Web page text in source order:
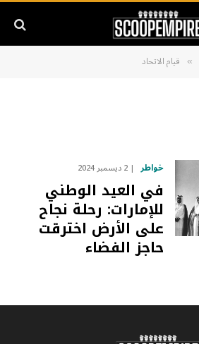
» قيام الاتحاد
خواطر 2 ديسمبر 2024
في العيد الوطني
للإمارات: رحلة نجاح
على الأرض اخترقت
حاجز الفضاء